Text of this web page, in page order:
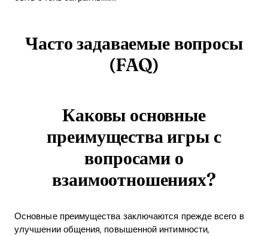
Часто задаваемые вопросы
(FAQ)
Каковы основные
преимущества игры с
вопросами о
взаимоотношениях?
Основные преимущества заключаются прежде всего в
улучшении общения, повышенной интимности,